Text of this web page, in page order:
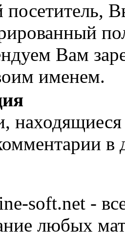
Вам
именем.
в
soft.net -
любых